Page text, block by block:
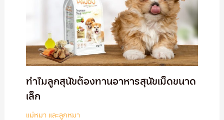
ทำไมลูกสุนัขต้องทานอาหารสุนัขเม็ดขนาด
เล็ก
แม่หมา และลูกหมา